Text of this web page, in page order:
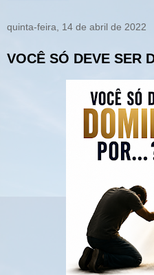
quinta-feira, 14 de abril de 2022
VOCÊ SÓ DEVE SER